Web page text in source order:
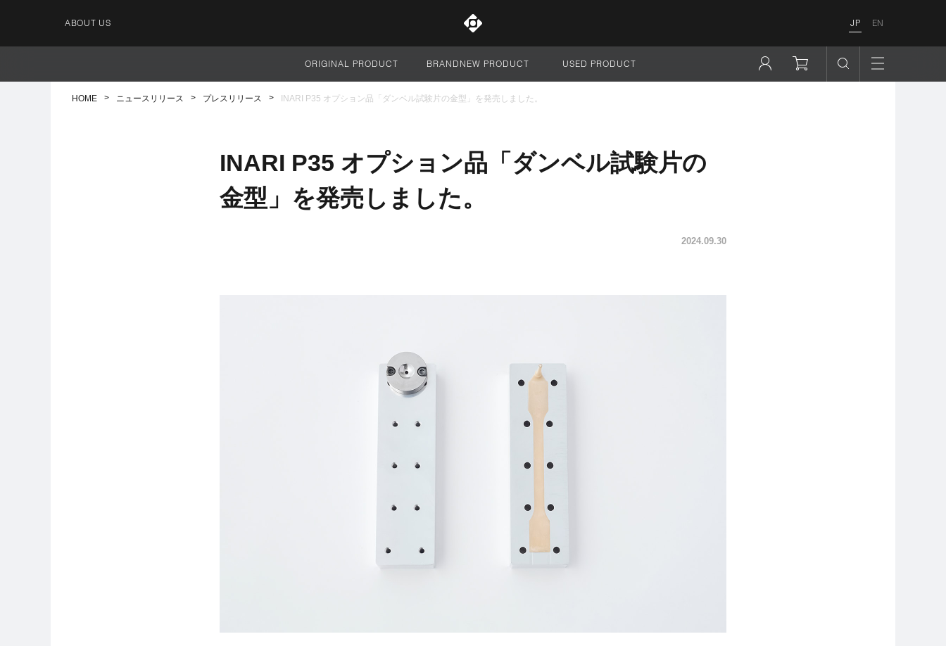
ABOUT US JP EN
サイト全体
ORIGINAL PRODUCT BRANDNEW PRODUCT USED PRODUCT
HOME ニュースリリース プレスリリース INARI P35 オプション品「ダンベル試験片の金型」を発売しました。
INARI P35 オプション品「ダンベル試験片の
金型」を発売しました。
2024.09.30